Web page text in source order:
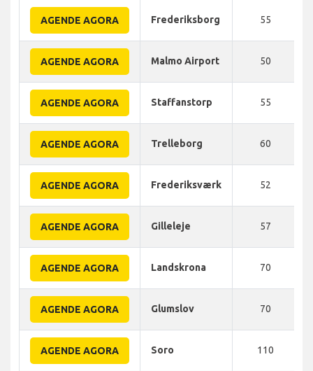
AGENDE AGORA Frederiksborg 55
AGENDE AGORA Malmo Airport 50
AGENDE AGORA Staffanstorp 55
AGENDE AGORA Trelleborg 60
AGENDE AGORA Frederiksværk 52
AGENDE AGORA Gilleleje 57
AGENDE AGORA Landskrona 70
AGENDE AGORA Glumslov 70
AGENDE AGORA Soro 110